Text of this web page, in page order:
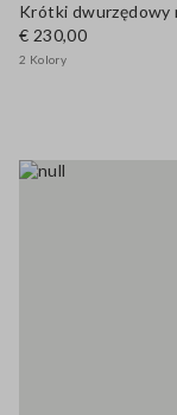
€ 230,00
2 Kolory